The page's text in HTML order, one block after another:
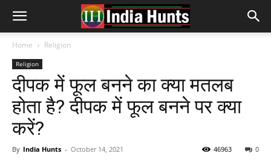
Home Religion
Religion
दीपक में फूल बनने का क्या मतलब
होता है? दीपक में फूल बनने पर क्या
करें?
By India Hunts - October 14, 2021 0
46963